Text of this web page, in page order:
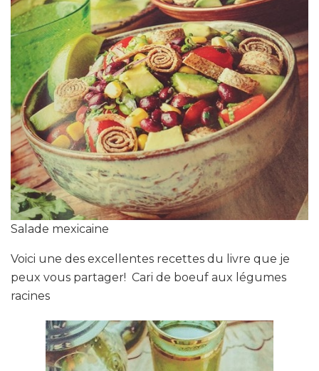
Salade mexicaine
Voici une des excellentes recettes du livre que je
peux vous partager! Cari de boeuf aux légumes
racines